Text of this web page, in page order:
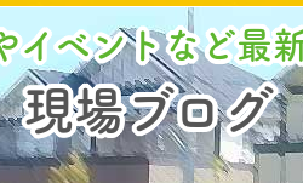
イベントなど最
現場ブログ